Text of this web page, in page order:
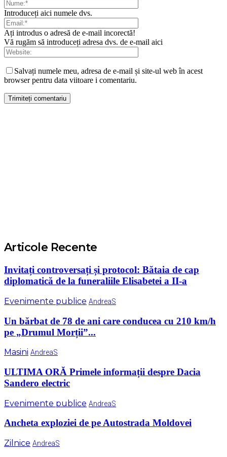
Introduceți aici numele dvs.
Ați introdus o adresă de e-mail incorectă!
Vă rugăm să introduceți adresa dvs. de e-mail aici
Salvați numele meu, adresa de e-mail și site-ul web în acest
browser pentru data viitoare i comentariu.
Articole Recente
Invitați controversați și protocol: Bătaia de cap
diplomatică de la funeraliile Elisabetei a II-a
Evenimente publice AndreaS
Un bărbat de 78 de ani care conducea cu 210 km/h
pe „Drumul Morții”...
Masini AndreaS
ULTIMA ORĂ Primele informații despre Dacia
Sandero electric
Evenimente publice AndreaS
Ancheta exploziei de pe Autostrada Moldovei
Zilnice AndreaS